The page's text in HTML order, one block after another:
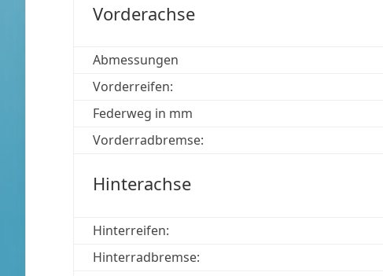
Vorderachse
Abmessungen
Vorderreifen:
Federweg in mm
Vorderradbremse:
Hinterachse
Hinterreifen:
Hinterradbremse: